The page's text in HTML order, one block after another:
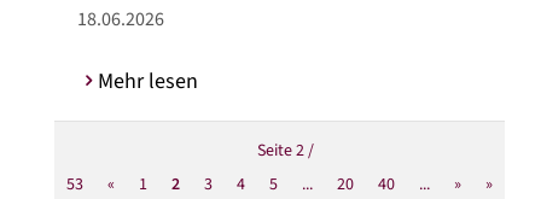
18.06.2026
Mehr lesen
Seite 2 /
53
« 1 2 3 4 5 ... 20 40 ... »
»